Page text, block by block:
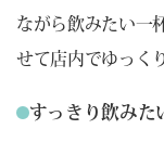
ながら飲みたい一
せて店内でゆっく
すっきり飲みた